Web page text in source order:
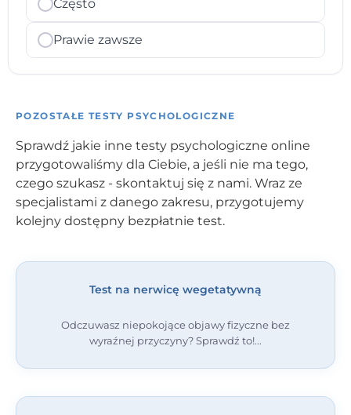
Często
Prawie zawsze
POZOSTAŁE TESTY PSYCHOLOGICZNE
Sprawdź jakie inne testy psychologiczne online
przygotowaliśmy dla Ciebie, a jeśli nie ma tego,
czego szukasz - skontaktuj się z nami. Wraz ze
specjalistami z danego zakresu, przygotujemy
kolejny dostępny bezpłatnie test.
Test na nerwicę wegetatywną
Odczuwasz niepokojące objawy fizyczne bez
wyraźnej przyczyny? Sprawdź to!